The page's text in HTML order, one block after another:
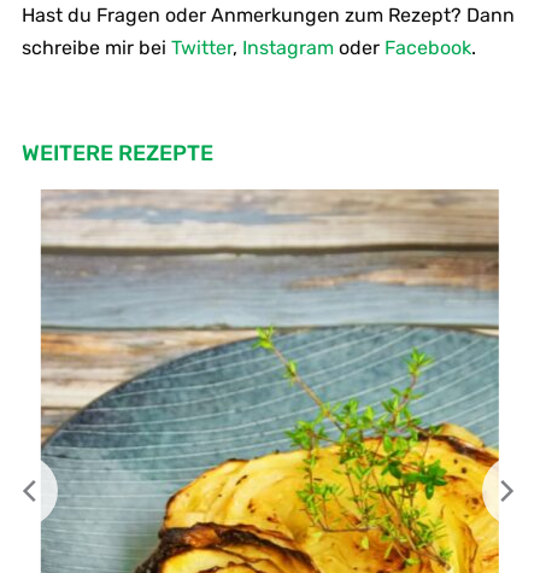
Hast du Fragen oder Anmerkungen zum Rezept? Dann
schreibe mir bei Twitter, Instagramoder Facebook.
WEITERE REZEPTE